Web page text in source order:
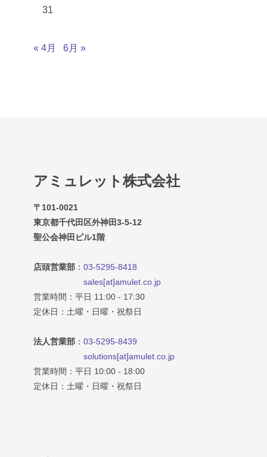
31
« 4月 6月 »
アミュレット株式会社
〒101-0021
東京都千代田区外神田3-5-12
聖公会神田ビル1階
店頭営業部 ： 03-5295-8418
sales[at]amulet.co.jp
営業時間：平日 11:00 - 17:30
定休日：土曜・日曜・祝祭日
法人営業部 ： 03-5295-8439
solutions[at]amulet.co.jp
営業時間：平日 10:00 - 18:00
定休日：土曜・日曜・祝祭日